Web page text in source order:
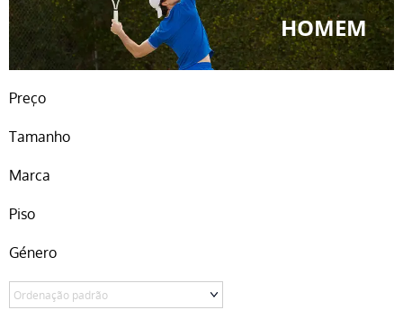
HOMEM
Preço
Tamanho
Marca
Piso
Género